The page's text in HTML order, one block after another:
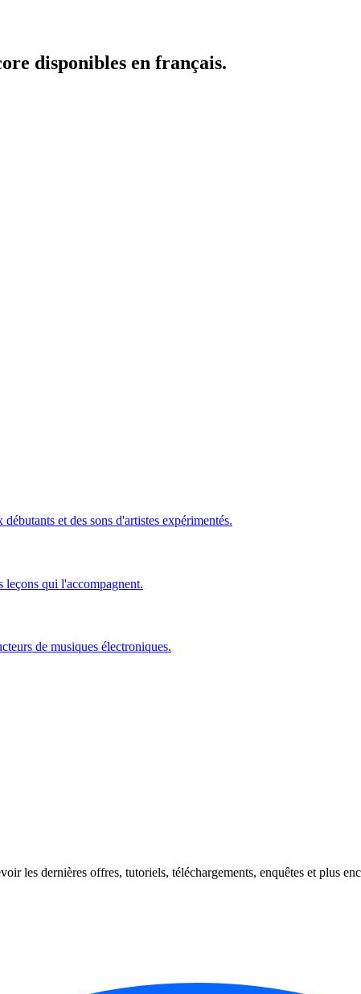
disponibles en français.
et des sons d'artistes expérimentés.
leçons qui l'accompagnent.
de musiques électroniques.
les dernières offres, tutoriels, téléchargements, enquêtes et plus